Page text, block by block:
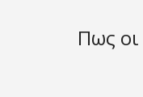
Πως οι